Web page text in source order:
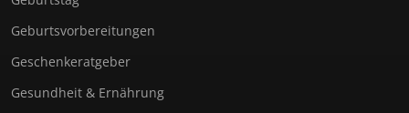
Geburtsvorbereitungen
Geschenkeratgeber
Gesundheit & Ernährung